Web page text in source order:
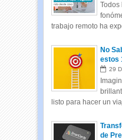
Todos
trabajo remoto ha
No
estos
Año
29
listo para hacer un
de